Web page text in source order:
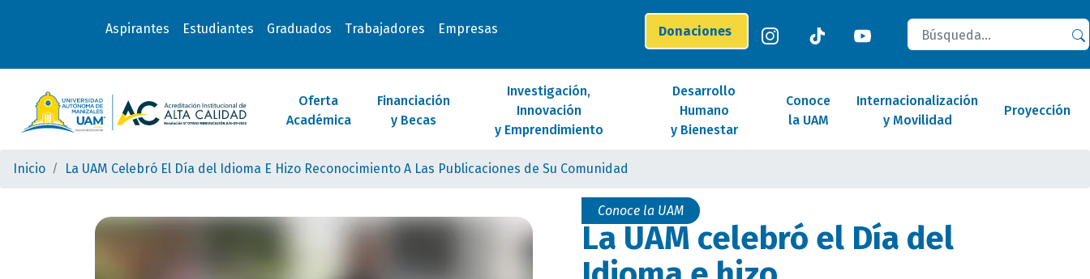
Aspirantes Estudiantes Graduados Trabajadores Empresas Donaciones
Buscar
Oferta
Académica
Financiación
y Becas
Investigación,
Innovación
y Emprendimiento
Desarrollo
Humano
y Bienestar
Conoce
la UAM
Internacionalización
y Movilidad
Proyección
Inicio La UAM Celebró El Día del Idioma E Hizo Reconocimiento A Las Publicaciones de Su Comunidad
Conoce la UAM
La UAM celebró el Día del